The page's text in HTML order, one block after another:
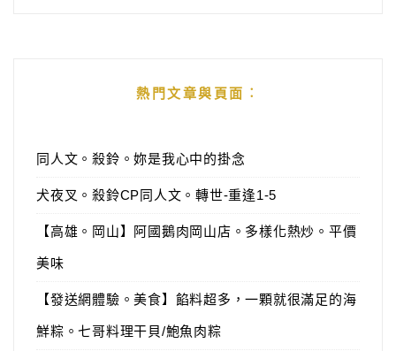
熱門文章與頁面︰
同人文。殺鈴。妳是我心中的掛念
犬夜叉。殺鈴CP同人文。轉世-重逢1-5
【高雄。岡山】阿國鵝肉岡山店。多樣化熱炒。平價
美味
【發送網體驗。美食】餡料超多，一顆就很滿足的海
鮮粽。七哥料理干貝/鮑魚肉粽